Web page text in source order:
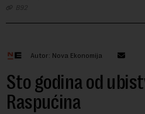
B92
Autor: Nova Ekonomija
Sto godina od
Raspućina